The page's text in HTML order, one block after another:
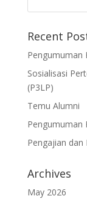
Recent
Pengumuman
Sosialisasi
(P3LP)
Temu Alumni
Pengumuman
Pengajian dan
Archives
May 2026